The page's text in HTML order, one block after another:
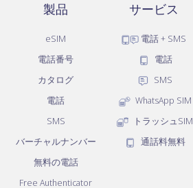
製品
eSIM
電話番号
カタログ
電話
SMS
バーチャルナンバー
無料の電話
Free Authenticator
サービス
電話 + SMS
電話
SMS
WhatsApp SIM
トラッシュSIM
通話料無料